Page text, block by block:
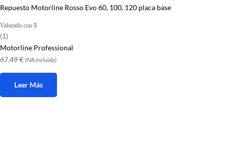
Repuesto Motorline Rosso Evo 60, 100, 120 placa base
Valorado con5
de 5
(1)
Motorline Professional
67,49€ (IVA incluido)
Leer Más